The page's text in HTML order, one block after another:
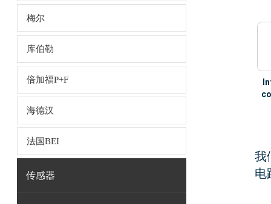
梅尔
库伯勒
倍加福P+F
海德汉
法国BEI
传感器
我
电